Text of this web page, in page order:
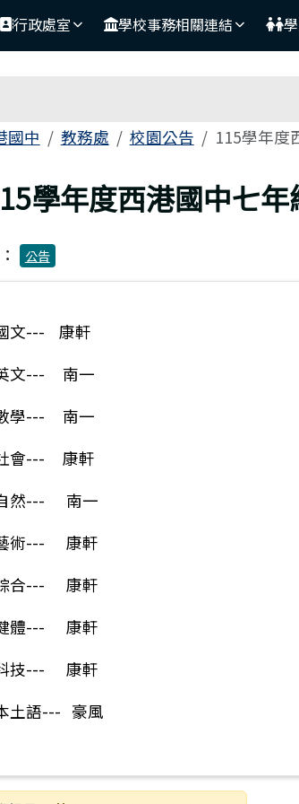
行政處室 學校事務相關連結
區域
國中 教務處 校園公告 115學年度
上頁
學年度西港國中七
公告
筆：轉知清華大學師培中心辦理「SEL
文--- 康軒
文--- 南一
學--- 南一
會--- 康軒
然--- 南一
術--- 康軒
合--- 康軒
體--- 康軒
技--- 康軒
土語--- 豪風